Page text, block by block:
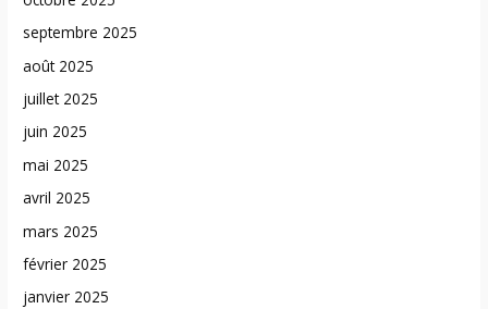
septembre 2025
août 2025
juillet 2025
juin 2025
mai 2025
avril 2025
mars 2025
février 2025
janvier 2025